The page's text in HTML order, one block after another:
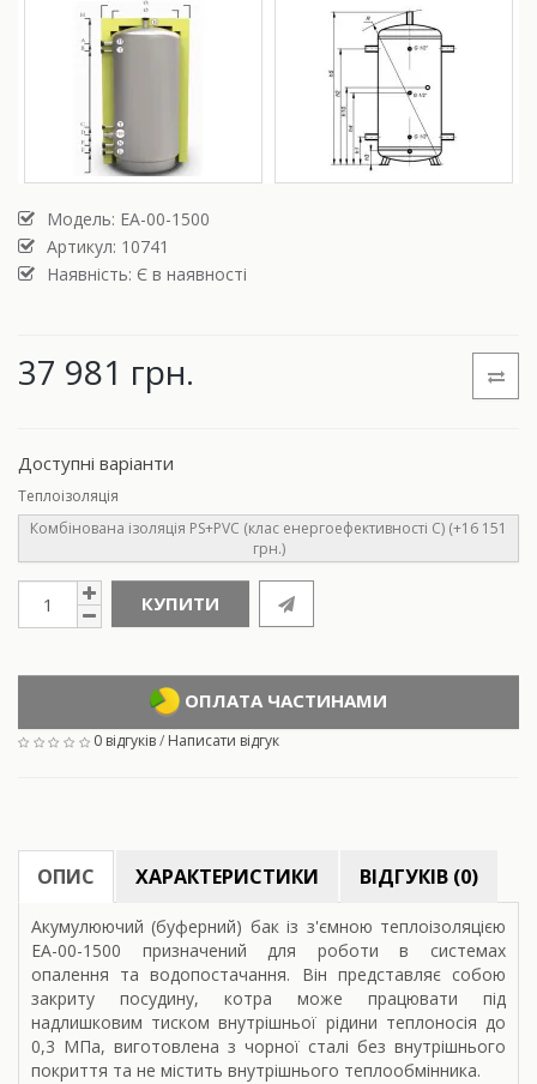
Модель: ЕА-00-1500
Артикул: 10741
Наявність: Є в наявності
37 981 грн.
Доступні варіанти
Теплоізоляція
Комбінована ізоляція PS+PVC (клас енергоефективності С) (+16 151
грн.)
КУПИТИ
ОПЛАТА ЧАСТИНАМИ
0 відгуків/ Написати відгук
ОПИС ХАРАКТЕРИСТИКИ ВІДГУКІВ (0)
Акумулюючий (буферний) бак із з'ємною теплоізоляцією
ЕА-00-1500 призначений для роботи в системах
опалення та водопостачання. Він представляє собою
закриту посудину, котра може працювати під
надлишковим тиском внутрішньої рідини теплоносія до
0,3 МПа, виготовлена з чорної сталі без внутрішнього
покриття та не містить внутрішнього теплообмінника.